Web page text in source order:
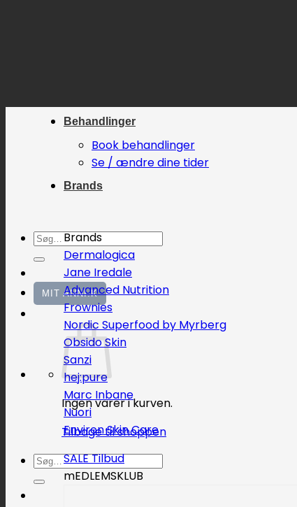
Søg
efter:
MIT ANNI.K
Ingen varer i kurven.
Tilbage til shoppen
Søg
efter:
Behandlinger
Book behandlinger
Se / ændre dine tider
Brands
Brands
Dermalogica
Jane Iredale
Advanced Nutrition
Frownies
Nordic Superfood by Myrberg
Obsido Skin
Sanzi
hej:pure
Marc Inbane
Nuori
Environ Skin Care
SALE
mEDLEMSKLUB